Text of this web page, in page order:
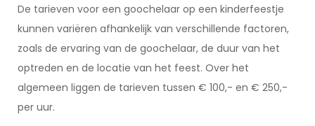
De tarieven voor een goochelaar op een kinderfeestje
kunnen variëren afhankelijk van verschillende factoren,
zoals de ervaring van de goochelaar, de duur van het
optreden en de locatie van het feest. Over het
algemeen liggen de tarieven tussen € 100,- en € 250,-
per uur.